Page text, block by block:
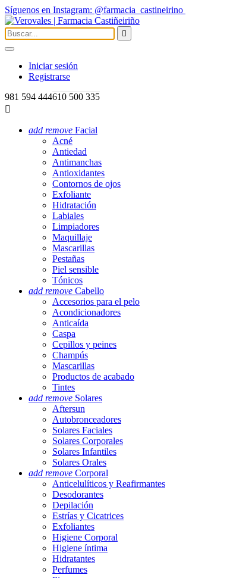
Síguenos en Instagram: @farmacia_castineirino

Iniciar sesión
Registrarse
981 594 444610 500 335

add remove Facial
Acné
Antiedad
Antimanchas
Antioxidantes
Contornos de ojos
Exfoliante
Hidratación
Labiales
Limpiadores
Maquillaje
Mascarillas
Pestañas
Piel sensible
Tónicos
add remove Cabello
Accesorios para el pelo
Acondicionadores
Anticaída
Caspa
Cepillos y peines
Champús
Mascarillas
Productos de acabado
Tintes
add remove Solares
Aftersun
Autobronceadores
Solares Faciales
Solares Corporales
Solares Infantiles
Solares Orales
add remove Corporal
Anticelulíticos y Reafirmantes
Desodorantes
Depilación
Estrías y Cicatrices
Exfoliantes
Higiene Corporal
Higiene íntima
Hidratantes
Perfumes